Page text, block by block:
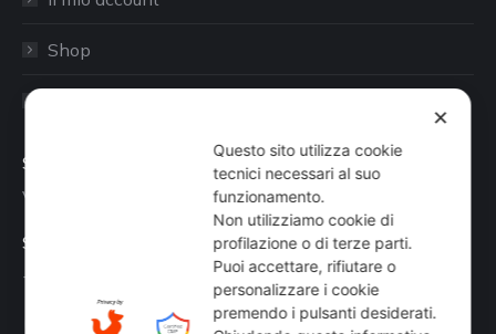
Shop
Sede
Via Busano, 56, Favria (TO)
Supporto Tecnico
+39 0124 34071
Find us on:
✕
Questo sito utilizza cookie
tecnici necessari al suo
funzionamento.
Non utilizziamo cookie di
profilazione o di terze parti.
Puoi accettare, rifiutare o
personalizzare i cookie
premendo i pulsanti desiderati.